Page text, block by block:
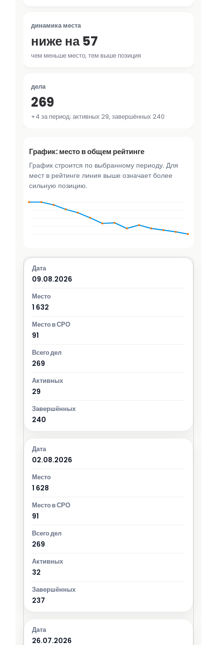
динамика места
ниже на 57
чем меньше место, тем выше позиция
дела
269
+4 за период; активных 29, завершённых 240
График: место в общем рейтинге
График строится по выбранному периоду. Для
мест в рейтинге линия выше означает более
сильную позицию.
09.08.2026
1 632
91
269
29
240
02.08.2026
1 628
91
269
32
237
26.07.2026